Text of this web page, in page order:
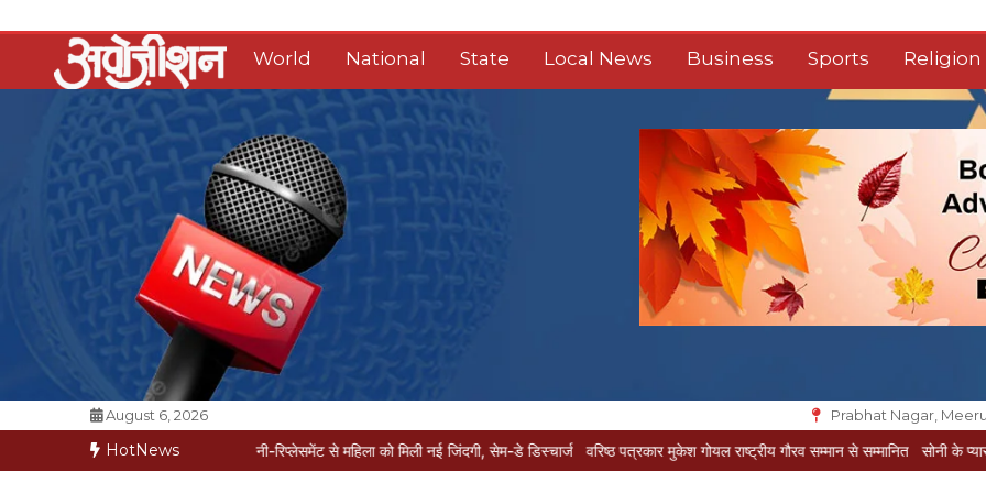
to
content
World National State Local News Business Sports Religion
Opposition Digital
August 6, 2026 Prabhat Nagar,
HotNews
मौत की कगार पर मैक्स में नी-रिप्लेसमेंट से महिला को मिली नई जिंदगी, सेम-डे डिस्चार्ज वरिष्ठ पत्रकार मुकेश गोयल राष्ट्रीय गौरव सम्मान से सम्मानित सोनी के प्यार में दीवानी सीता